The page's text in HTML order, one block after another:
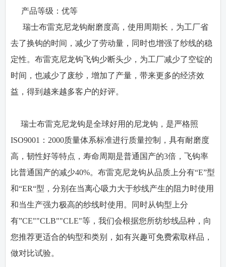
产品等级：优等
瑞士布雷克尼龙钩耐磨度高，使用周期长，为工厂省
去了换钩的时间，减少了劳动量，同时也增强了纱线的稳
定性。布雷克尼龙钩飞钩少断头少，为工厂减少了空锭的
时间，也减少了废纱，增加了产量，带来更多的经济效
益，得到越来越多客户的好评。
瑞士布雷克尼龙钩是全球好用的尼龙钩，是严格照
ISO9001：2000质量体系标准进行质量控制，具有耐磨度
高，韧性好等特点，寿命周期是普通国产的3倍，飞钩率
比普通国产的减少40%。布雷克尼龙钩从品质上分有“E”型
和“ER“型，分别在当离心吸力大于纱线产生的阻力时使用
和当生产强力极高的纱线时使用。同时从钩型上分
有”CE""CLB""CLE"等，我们会根据您所纺纱线品种，向
您推荐更适合的钩型和类别，如有兴趣可免费索取样品，
做对比试验。